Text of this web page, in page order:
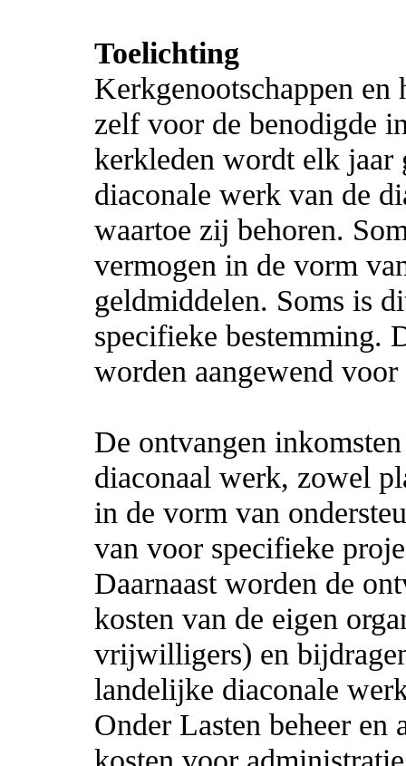
Toelichting
Kerkgenootschappen
zelf voor de benodigde
kerkleden wordt elk jaar
diaconale werk van de
waartoe zij behoren.
vermogen in de vorm
geldmiddelen. Soms is
specifieke bestemming.
worden aangewend
De ontvangen
diaconaal werk, zowel
in de vorm van
van voor specifieke
Daarnaast worden de
kosten van de eigen
vrijwilligers) en
landelijke diaconale
Onder Lasten beheer